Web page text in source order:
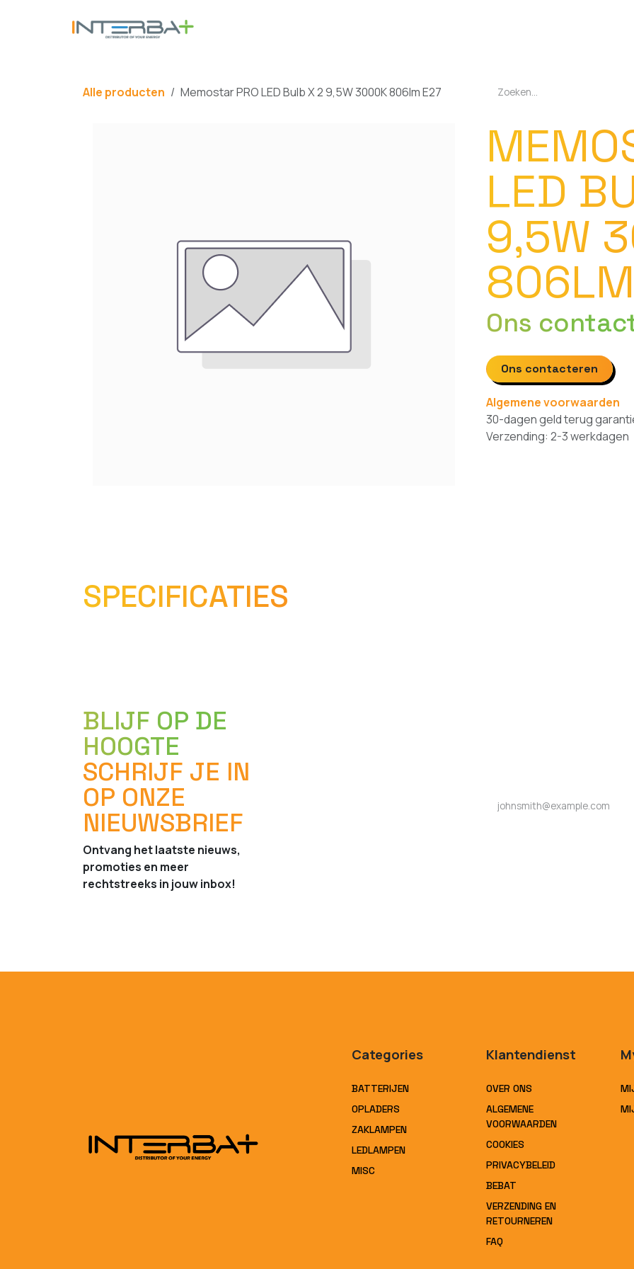
Alle producten Memostar PRO LED Bulb X 2 9,5W 3000K 806lm E27
LED
9,5W
Ons
Ons contacteren
Algemene voorwaarden
30-dagen geld terug
Verzending: 2-3 werkdagen
SPECIFICATIES
BLIJF OP DE
HOOGTE
SCHRIJF JE IN
OP ONZE
NIEUWSBRIEF
Ontvang het laatste nieuws,
promoties en meer
rechtstreeks in jouw inbox!
Categories
BATTERIJEN
OPLADERS
ZAKLAMPEN
LEDLAMPEN
MISC
Klantendienst
OVER ONS
ALGEMENE
VOORWAARDEN
COOKIES
PRIVACYBELEID
BEBAT
VERZENDING EN
RETOURNEREN
FAQ